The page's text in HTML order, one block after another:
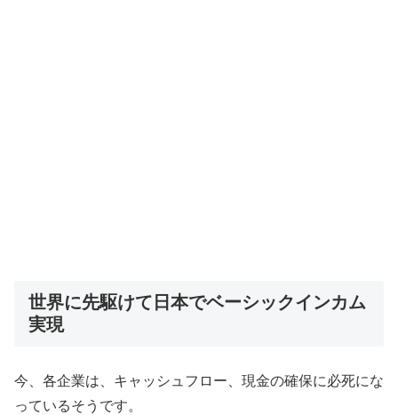
世界に先駆けて日本でベーシックインカム
実現
今、各企業は、キャッシュフロー、現金の確保に必死にな
っているそうです。